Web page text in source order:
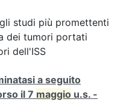
studi più promettenti
dei tumori portati
dell'ISS
a seguito
il 7 maggio u.s. -